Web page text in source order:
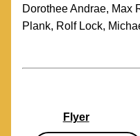
Dorothee Andrae, Max
Plank, Rolf Lock,
Flyer